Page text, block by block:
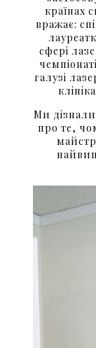
країнах
вражає:
сфері
галузі
Ми
про те,